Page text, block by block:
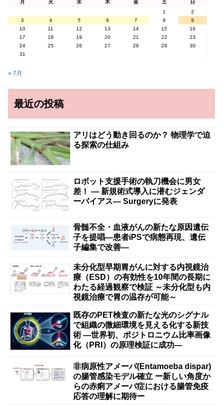
月 火 水 木 金 土
日
1
2
3
4 5 6 7 8
9
10
11 12 13 14 15
16
17
18 19 20 21 22
23
24
25 26 27 28 29
30
31
« 7月
最近の投稿
アリはどう動き回るのか？ 物理学で迫
る探索の仕組み
ロボット支援手術の執刀機会に男女
差！ — 新規術式導入に潜むジェンダ
ーバイアス— Surgeryに発表
骨髄不全・血液がんの新たな原因遺伝
子を提唱―患者iPSで病態再現、遺伝
子編集で改善―
未分化型早期胃がんに対する内視鏡治
療（ESD）の有効性を10年間の長期に
わたる経過観察で検証 ～未分化型も内
視鏡治療で胃の温存が可能～
既存のPET検査の新たな光のシグナル
で組織の微細環境を見える化する新技
術 ―世界初、ポジトロニウム比率画像
化（PRI）の原理検証に成功―
非病原性アメーバ(Entamoeba dispar)
の腸管感染モデル確立 ー新しい角度か
らの赤痢アメーバ症における腸管免疫
応答の理解に期待ー